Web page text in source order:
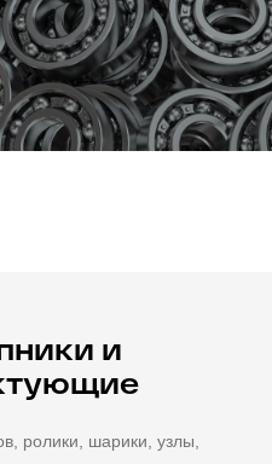
и
ролики, шарики, узлы,